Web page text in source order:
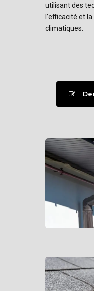
utilisant des
l’efficacité et
climatiques.